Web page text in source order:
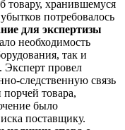
товару, хранившемуся
потребовалось
для экспертизы
необходимость
так и
Эксперт провел
следственную связь
товара,
было
поставщику.